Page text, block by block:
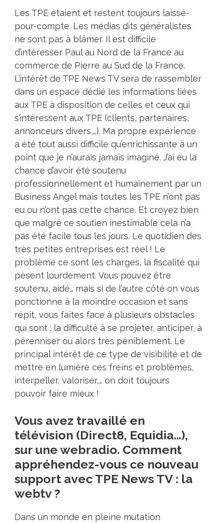
Les TPE étaient et restent toujours laissé-
pour-compte. Les médias dits généralistes
ne sont pas à blâmer. Il est difficile
d’intéresser Paul au Nord de la France au
commerce de Pierre au Sud de la France.
L’intérêt de TPE News TV sera de rassembler
dans un espace dédié les informations liées
aux TPE à disposition de celles et ceux qui
s’intéressent aux TPE (clients, partenaires,
annonceurs divers,…). Ma propre expérience
a été tout aussi difficile qu’enrichissante à un
point que je n’aurais jamais imaginé. J’ai eu la
chance d’avoir été soutenu
professionnellement et humainement par un
Business Angel mais toutes les TPE n’ont pas
eu ou n’ont pas cette chance. Et croyez bien
que malgré ce soutien inestimable cela n’a
pas été facile tous les jours. Le quotidien des
très petites entreprises est réel ! Le
problème ce sont les charges, la fiscalité qui
pèsent lourdement. Vous pouvez être
soutenu, aidé… mais si de l’autre côté on vous
ponctionne à la moindre occasion et sans
répit, vous faites face à plusieurs obstacles
qui sont : la difficulté à se projeter, anticiper, à
pérenniser ou alors très péniblement. Le
principal intérêt de ce type de visibilité et de
mettre en lumière ces freins et problèmes,
interpeller, valoriser,… on doit toujours
pouvoir faire mieux !
Vous avez travaillé en
télévision (Direct8, Equidia…),
sur une webradio. Comment
appréhendez-vous ce nouveau
support avec TPE News TV : la
webtv ?
Dans un monde en pleine mutation